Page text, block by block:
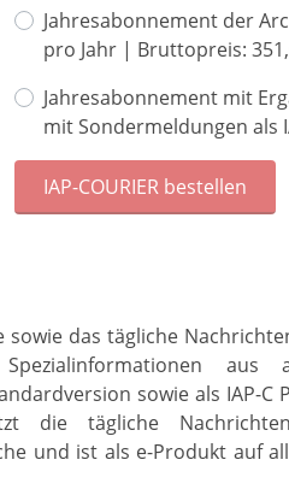
Jahresabonnement der
pro Jahr | Bruttopreis:
Jahresabonnement mit
mit Sondermeldungen als
IAP-COURIER bestellen
das tägliche
aus
sowie als IAP-C
die tägliche
und ist als e-Produkt auf